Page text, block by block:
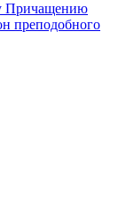
Причащению
преподобного